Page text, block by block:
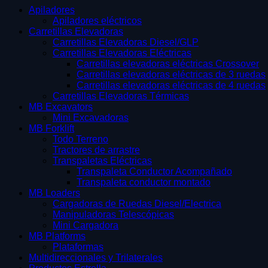
Apiladores
Apiladores eléctricos
Carretillas Elevadoras
Carretillas Elevadoras Diesel/GLP
Carretillas Elevadoras Eléctricas
Carretillas elevadoras eléctricas Crossover
Carretillas elevadoras eléctricas de 3 ruedas
Carretillas elevadoras eléctricas de 4 ruedas
Carretillas Elevadoras Térmicas
MB Excavators
Mini Excavadoras
MB Forklift
Todo Terreno
Tractores de arrastre
Transpaletas Eléctricas
Transpaleta Conductor Acompañado
Transpaleta conductor montado
MB Loaders
Cargadoras de Ruedas Diesel/Electrica
Manipuladoras Telescópicas
Mini Cargadora
MB Platforms
Plataformas
Multidireccionales y Trilaterales
Necesarias
Estas
cookies no
opcionales.
necesarias
para que
funcione la
web.